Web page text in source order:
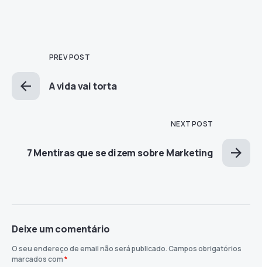
PREV POST
A vida vai torta
NEXT POST
7 Mentiras que se dizem sobre Marketing
Deixe um comentário
O seu endereço de email não será publicado.Campos obrigatórios
marcados com*